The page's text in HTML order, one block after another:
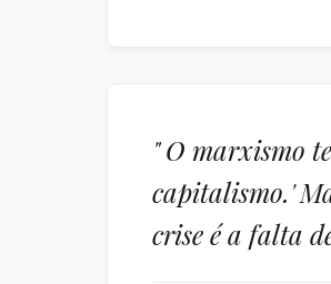
" O marxismo
capitalismo.'
crise é a falta